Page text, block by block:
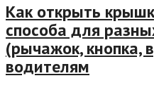
Как открыть
способа для
(рычажок, кнопка,
водителям